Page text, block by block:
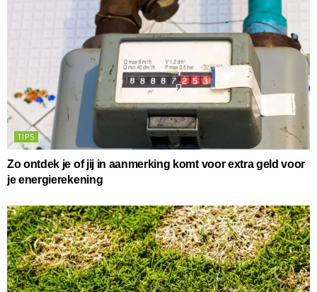
TIPS
Zo ontdek je of jij in aanmerking komt voor extra geld voor
je energierekening